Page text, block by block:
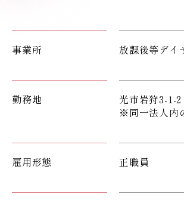
事業所 放課後等デイ
勤務地
光市岩狩3-1-2
※同一法人内
雇用形態 正職員